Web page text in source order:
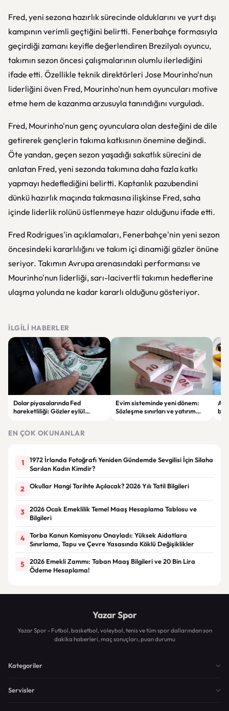
Fred, yeni sezona hazırlık sürecinde olduklarını ve yurt dışı
kampının verimli geçtiğini belirtti. Fenerbahçe formasıyla
geçirdiği zamanı keyifle değerlendiren Brezilyalı oyuncu,
takımın sezon öncesi çalışmalarının olumlu ilerlediğini
ifade etti. Özellikle teknik direktörleri Jose Mourinho'nun
liderliğini öven Fred, Mourinho'nun hem oyuncuları motive
etme hem de kazanma arzusuyla tanındığını vurguladı.
Fred, Mourinho'nun genç oyunculara olan desteğini de dile
getirerek gençlerin takıma katkısının önemine değindi.
Öte yandan, geçen sezon yaşadığı sakatlık sürecini de
anlatan Fred, yeni sezonda takımına daha fazla katkı
yapmayı hedeflediğini belirtti. Kaptanlık pazubendini
dünkü hazırlık maçında takmasına ilişkinse Fred, saha
içinde liderlik rolünü üstlenmeye hazır olduğunu ifade etti.
Fred Rodrigues'in açıklamaları, Fenerbahçe'nin yeni sezon
öncesindeki kararlılığını ve takım içi dinamiği gözler önüne
seriyor. Takımın Avrupa arenasındaki performansı ve
Mourinho'nun liderliği, sarı-lacivertli takımın hedeflerine
ulaşma yolunda ne kadar kararlı olduğunu gösteriyor.
İLGILI HABERLER
Dolar piyasalarında Fed
hareketliliği: Gözler eylül
Evim sisteminde yeni dönem:
Sözleşme sınırları ve yatırım
EN ÇOK OKUNANLAR
1
1972 İrlanda Fotoğrafı Yeniden Gündemde Sevgilisi İçin Silaha
Sarılan Kadın Kimdir?
2 Okullar Hangi Tarihte Açılacak? 2026 Yılı Tatil Bilgileri
3
2026 Ocak Emeklilik Temel Maaş Hesaplama Tablosu ve
Bilgileri
4
Torba Kanun Komisyonu Onayladı: Yüksek Aidatlara
Sınırlama, Tapu ve Çevre Yasasında Köklü Değişiklikler
5
2026 Emekli Zammı: Taban Maaş Bilgileri ve 20 Bin Lira
Ödeme Hesaplama!
Yazar Spor
Yazar Spor - Futbol, basketbol, voleybol, tenis ve tüm spor dallarından son
dakika haberleri, maç sonuçları, puan durumu
Kategoriler
Servisler